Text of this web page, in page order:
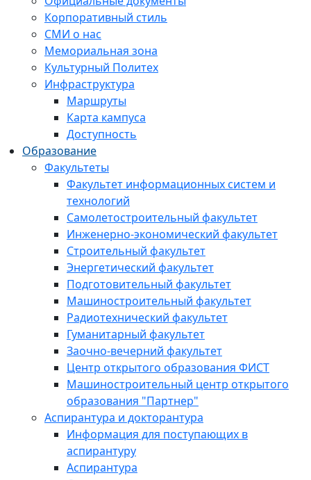
Корпоративный стиль
СМИ о нас
Мемориальная зона
Культурный Политех
Инфраструктура
Маршруты
Карта кампуса
Доступность
Образование
Факультеты
Факультет информационных систем и
технологий
Самолетостроительный факультет
Инженерно-экономический факультет
Строительный факультет
Энергетический факультет
Подготовительный факультет
Машиностроительный факультет
Радиотехнический факультет
Гуманитарный факультет
Заочно-вечерний факультет
Центр открытого образования ФИСТ
Машиностроительный центр открытого
образования "Партнер"
Аспирантура и докторантура
Информация для поступающих в
аспирантуру
Аспирантура